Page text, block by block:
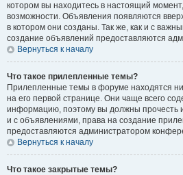
котором вы находитесь в настоящий
возможности. Объявления появляются
в котором они созданы. Так же, как и с
создание объявлений предоставляются
Вернуться к началу
Что такое прилепленные темы?
Прилепленные темы в форуме находятся
на его первой странице. Они чаще всего
информацию, поэтому вы должны прочесть
и с объявлениями, права на создание
предоставляются администратором
Вернуться к началу
Что такое закрытые темы?